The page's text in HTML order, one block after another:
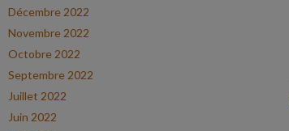
Décembre 2022
Novembre 2022
Octobre 2022
Septembre 2022
Juillet 2022
Juin 2022